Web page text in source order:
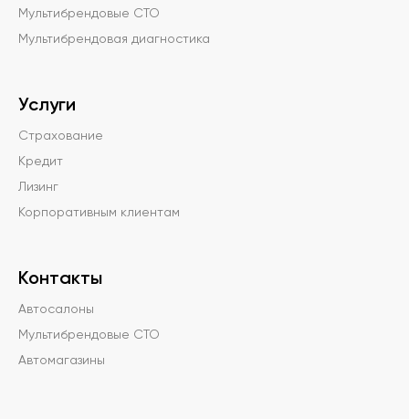
Мультибрендовые СТО
Мультибрендовая диагностика
Услуги
Страхование
Кредит
Лизинг
Корпоративным клиентам
Контакты
Автосалоны
Мультибрендовые СТО
Автомагазины